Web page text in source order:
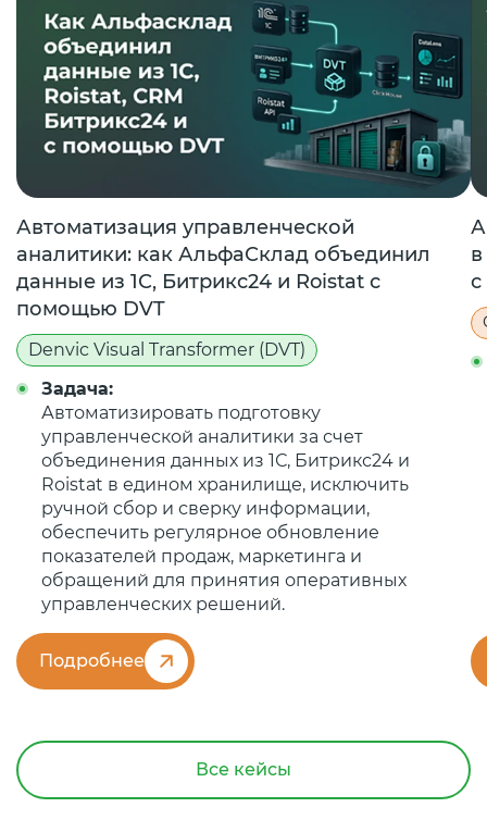
Автоматизация управленческой
аналитики: как АльфаСклад объединил
данные из 1С, Битрикс24 и Roistat с
помощью DVT
Denvic Visual Transformer (DVT)
Задача:
Автоматизировать подготовку
управленческой аналитики за счет
объединения данных из 1С, Битрикс24 и
Roistat в едином хранилище, исключить
ручной сбор и сверку информации,
обеспечить регулярное обновление
показателей продаж, маркетинга и
обращений для принятия оперативных
управленческих решений.
Подробнее
Все кейсы